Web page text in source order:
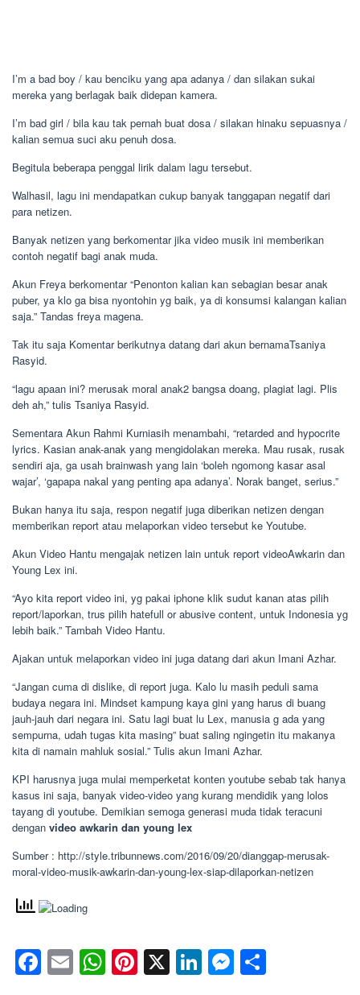
I’m a bad boy / kau benciku yang apa adanya / dan silakan sukai
mereka yang berlagak baik didepan kamera.
I’m bad girl / bila kau tak pernah buat dosa / silakan hinaku sepuasnya /
kalian semua suci aku penuh dosa.
Begitula beberapa penggal lirik dalam lagu tersebut.
Walhasil, lagu ini mendapatkan cukup banyak tanggapan negatif dari
para netizen.
Banyak netizen yang berkomentar jika video musik ini memberikan
contoh negatif bagi anak muda.
Akun Freya berkomentar “Penonton kalian kan sebagian besar anak
puber, ya klo ga bisa nyontohin yg baik, ya di konsumsi kalangan kalian
saja.” Tandas freya magena.
Tak itu saja Komentar berikutnya datang dari akun bernamaTsaniya
Rasyid.
“lagu apaan ini? merusak moral anak2 bangsa doang, plagiat lagi. Plis
deh ah,” tulis Tsaniya Rasyid.
Sementara Akun Rahmi Kurniasih menambahi, “retarded and hypocrite
lyrics. Kasian anak-anak yang mengidolakan mereka. Mau rusak, rusak
sendiri aja, ga usah brainwash yang lain ‘boleh ngomong kasar asal
wajar’, ‘gapapa nakal yang penting apa adanya’. Norak banget, serius.”
Bukan hanya itu saja, respon negatif juga diberikan netizen dengan
memberikan report atau melaporkan video tersebut ke Youtube.
Akun Video Hantu mengajak netizen lain untuk report videoAwkarin dan
Young Lex ini.
“Ayo kita report video ini, yg pakai iphone klik sudut kanan atas pilih
report/laporkan, trus pilih hatefull or abusive content, untuk Indonesia yg
lebih baik.” Tambah Video Hantu.
Ajakan untuk melaporkan video ini juga datang dari akun Imani Azhar.
“Jangan cuma di dislike, di report juga. Kalo lu masih peduli sama
budaya negara ini. Mindset kampung kaya gini yang harus di buang
jauh-jauh dari negara ini. Satu lagi buat lu Lex, manusia g ada yang
sempurna, udah tugas kita masing” buat saling ngingetin itu makanya
kita di namain mahluk sosial.” Tulis akun Imani Azhar.
KPI harusnya juga mulai memperketat konten youtube sebab tak hanya
kasus ini saja, banyak video-video yang kurang mendidik yang lolos
tayang di youtube. Demikian semoga generasi muda tidak teracuni
dengan video awkarin dan young lex
Sumber : http://style.tribunnews.com/2016/09/20/dianggap-merusak-
moral-video-musik-awkarin-dan-young-lex-siap-dilaporkan-netizen
Facebook
EmailWhatsApp
Pinterest
X LinkedIn